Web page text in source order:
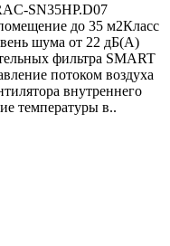
SN35HP.D07
до 35 м2Класс
шума от 22 дБ(А)
фильтра SMART
потоком воздуха
внутреннего
температуры в..